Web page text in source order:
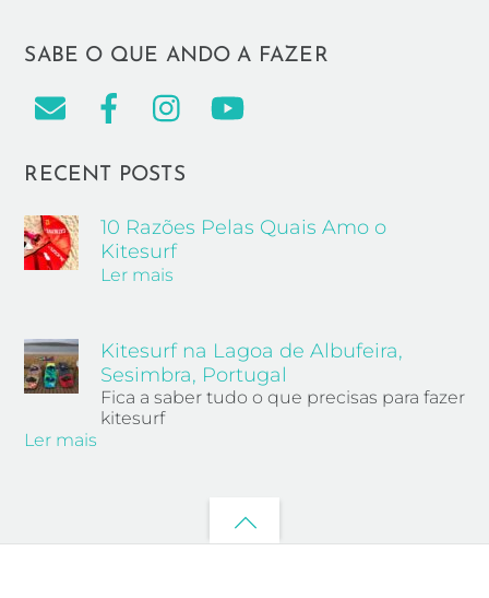
SABE O QUE ANDO A FAZER
RECENT POSTS
10 Razões Pelas Quais Amo o
Kitesurf
Ler mais
Kitesurf na Lagoa de Albufeira,
Sesimbra, Portugal
Fica a saber tudo o que precisas para fazer
kitesurf
Ler mais
Back